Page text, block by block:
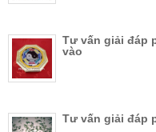
Tư vấn giải đáp
vào
Tư vấn giải đáp